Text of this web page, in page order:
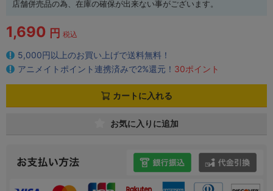
店舗併売品の為、在庫の確保が出来ない事がございます。
1,690 円 税込
5,000円以上のお買い上げで送料無料！
アニメイトポイント連携済みで2%還元！ 30ポイント
カートに入れる
お気に入りに追加